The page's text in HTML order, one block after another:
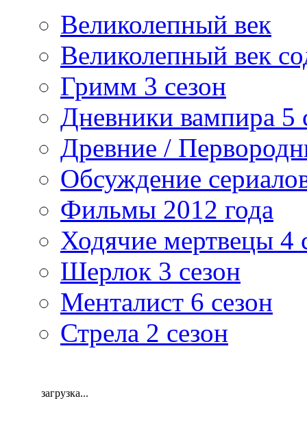
Великолепный век
Великолепный век
Гримм 3 сезон
Дневники вампира 5
Древние /
Обсуждение
Фильмы 2012 года
Ходячие мертвецы 4
Шерлок 3 сезон
Менталист 6 сезон
Стрела 2 сезон
загрузка...